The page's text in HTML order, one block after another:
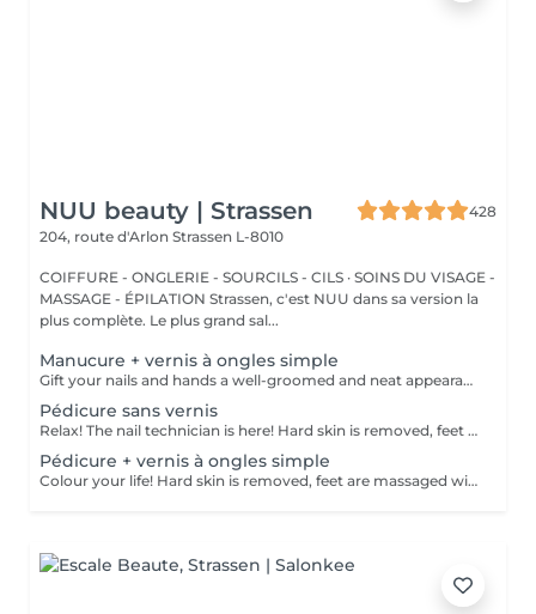
NUU beauty | Strassen
428
204, route d'Arlon Strassen L-8010
COIFFURE - ONGLERIE - SOURCILS - CILS · SOINS DU VISAGE -
MASSAGE - ÉPILATION Strassen, c'est NUU dans sa version la
plus complète. Le plus grand sal...
Manucure + vernis à ongles simple
Gift your nails and hands a well-groomed and neat appearance! Your technician will effectively remove dead skin cells, shape and file nails, and buff the outer surface. A regular nail polish is applied at the end of this treatment. Our masters do edged, hardware, or combined manicure. How is manicure with simple nail polish done? - rough skin is removed - the shape of the nail plate is corrected - the cuticle and side ridges are corrected - nail polish is applied - cuticle oil and hand cream are applied Age restrictions: recommended to do from 14 years. Post procedure recommendations: there are no post recommendations for this procedure. Frequency: once in 3 weeks.
Pédicure sans vernis
Relax! The nail technician is here! Hard skin is removed, feet are massaged with deep conditioning creams leaving them softer and smoother. Cuticles will be made neat and tidy and toenails will be perfectly shaped. Our masters do hardware pedicure. How is pedicure without polish done? - rough skin is removed - the shape of the nail plate is corrected - heels are cleaned - the cuticle and side ridges are corrected - cuticle oil and feet cream are applied Age restrictions: recommended to do from 14 years. Post procedure recommendations: there are no post recommendations for this procedure. Frequency: once in 3-4 weeks.
Pédicure + vernis à ongles simple
Colour your life! Hard skin is removed, feet are massaged with deep conditioning creams leaving them softer and smoother. Cuticles will be made neat and tidy and toenails will be perfectly shaped. A regular nail polish is applied at the end of this treatment. Our masters do hardware pedicure. How is pedicure + simple nail polish done? - rough skin is removed - the shape of the nail plate is corrected - heels are cleaned - the cuticle and side ridges are corrected - nail polish is applied - cuticle oil and feet cream is applied Age restrictions: recommended to do from 14 years. Post procedure recommendations: there are no post recommendations for this procedure. Frequency: once in 3-4 weeks.